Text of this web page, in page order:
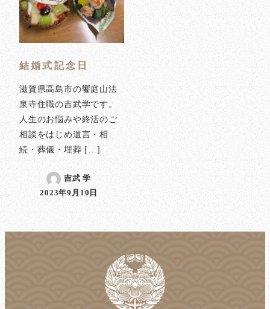
結婚式記念日
滋賀県高島市の饗庭山法
泉寺住職の吉武学です。
人生のお悩みや終活のご
相談をはじめ遺言・相
続・葬儀・埋葬 […]
吉武 学
投稿日
2023年9月10日